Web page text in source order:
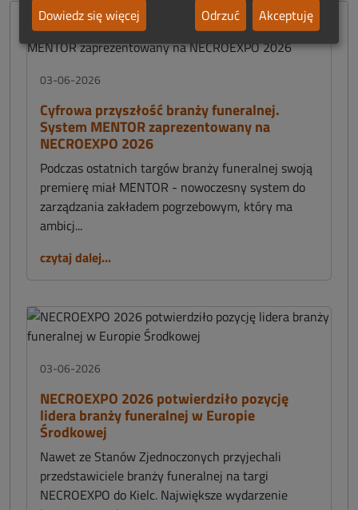
03-06-2026
Cyfrowa przyszłość branży funeralnej.
System MENTOR zaprezentowany na
NECROEXPO 2026
Podczas ostatnich targów branży funeralnej swoją
premierę miał MENTOR - nowoczesny system do
zarządzania zakładem pogrzebowym, który ma
ambicj...
czytaj dalej...
03-06-2026
NECROEXPO 2026 potwierdziło pozycję
lidera branży funeralnej w Europie
Środkowej
Nawet ze Stanów Zjednoczonych przyjechali
przedstawiciele branży funeralnej na targi
NECROEXPO do Kielc. Największe wydarzenie
Dowiedz się więcej
Odrzuć Akceptuję